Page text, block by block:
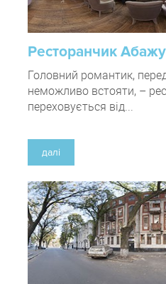
Ресторанчик
Головний романтик,
неможливо встояти, –
переховується від...
далі